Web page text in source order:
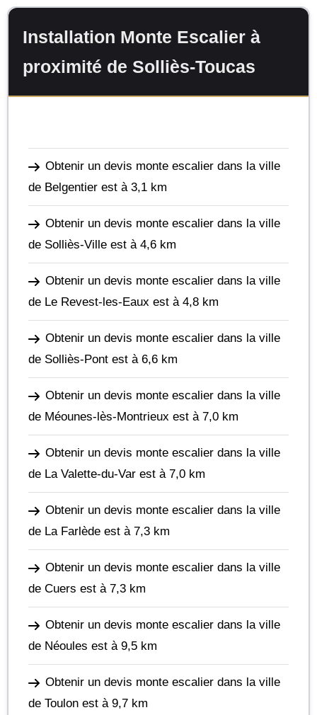
Installation Monte Escalier à
proximité de Solliès-Toucas
Obtenir un devis monte escalier dans la ville
de Belgentier est à 3,1 km
Obtenir un devis monte escalier dans la ville
de Solliès-Ville est à 4,6 km
Obtenir un devis monte escalier dans la ville
de Le Revest-les-Eaux est à 4,8 km
Obtenir un devis monte escalier dans la ville
de Solliès-Pont est à 6,6 km
Obtenir un devis monte escalier dans la ville
de Méounes-lès-Montrieux est à 7,0 km
Obtenir un devis monte escalier dans la ville
de La Valette-du-Var est à 7,0 km
Obtenir un devis monte escalier dans la ville
de La Farlède est à 7,3 km
Obtenir un devis monte escalier dans la ville
de Cuers est à 7,3 km
Obtenir un devis monte escalier dans la ville
de Néoules est à 9,5 km
Obtenir un devis monte escalier dans la ville
de Toulon est à 9,7 km